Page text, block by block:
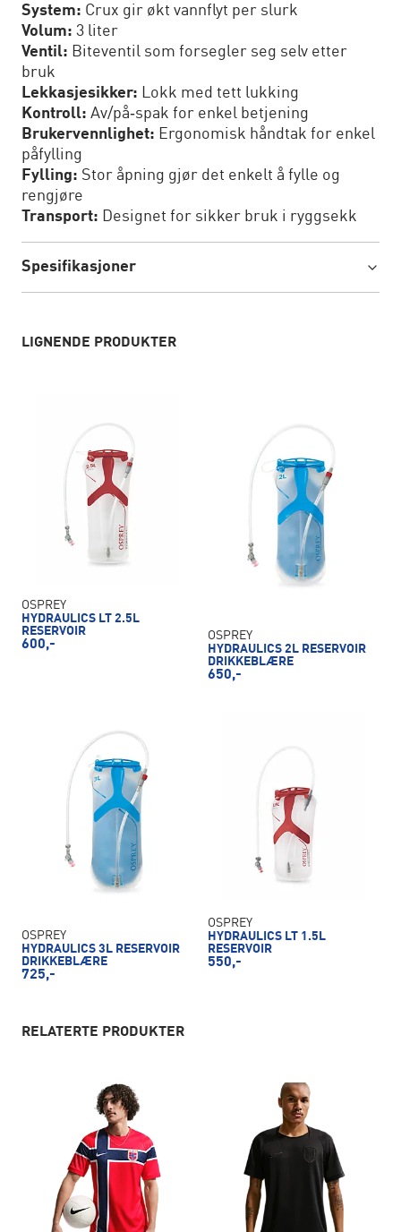
System: Crux gir økt vannflyt per slurk
Volum: 3 liter
Ventil: Biteventil som forsegler seg selv etter
bruk
Lekkasjesikker: Lokk med tett lukking
Kontroll: Av/på‑spak for enkel betjening
Brukervennlighet: Ergonomisk håndtak for enkel
påfylling
Fylling: Stor åpning gjør det enkelt å fylle og
rengjøre
Transport: Designet for sikker bruk i ryggsekk
Spesifikasjoner
LIGNENDE PRODUKTER
OSPREY
HYDRAULICS LT 2.5L
RESERVOIR
600,-
OSPREY
HYDRAULICS 2L RESERVOIR
DRIKKEBLÆRE
650,-
OSPREY
HYDRAULICS 3L RESERVOIR
DRIKKEBLÆRE
725,-
OSPREY
HYDRAULICS LT 1.5L
RESERVOIR
550,-
RELATERTE PRODUKTER